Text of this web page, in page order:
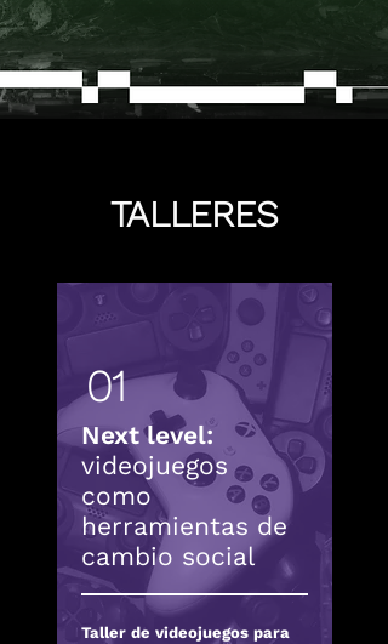
TALLERES
01
Next level:
videojuegos
como
herramientas de
cambio social
Taller de videojuegos para